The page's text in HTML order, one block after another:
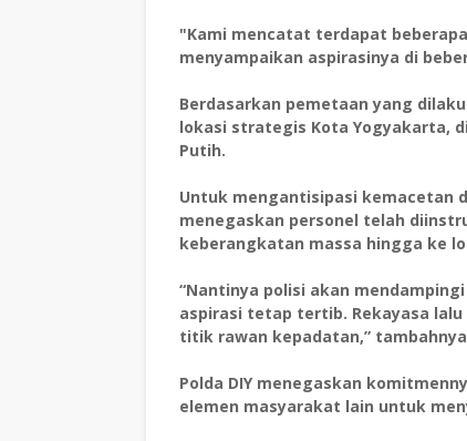
"Kami mencatat terdapat
menyampaikan aspirasinya di
Berdasarkan pemetaan yang
lokasi strategis Kota Yogyakarta,
Putih.
Untuk mengantisipasi kemacetan
menegaskan personel telah
keberangkatan massa hingga ke
“Nantinya polisi akan
aspirasi tetap tertib. Rekayasa
titik rawan kepadatan,”
Polda DIY menegaskan
elemen masyarakat lain untuk